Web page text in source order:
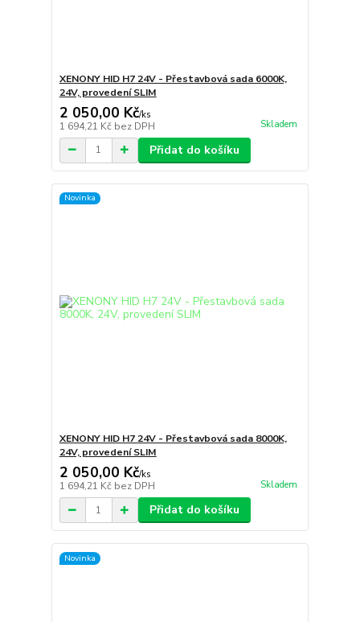
XENONY HID H7 24V - Přestavbová sada 6000K,
24V, provedení SLIM
2 050,00 Kč/ks
1 694,21 Kč bez DPH Skladem
Přidat do košíku
Novinka
XENONY HID H7 24V - Přestavbová sada 8000K,
24V, provedení SLIM
2 050,00 Kč/ks
1 694,21 Kč bez DPH Skladem
Přidat do košíku
Novinka